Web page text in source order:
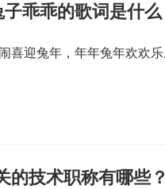
乖乖的歌词是什么
迎兔年，年年兔年欢欢
技术职称有哪些？